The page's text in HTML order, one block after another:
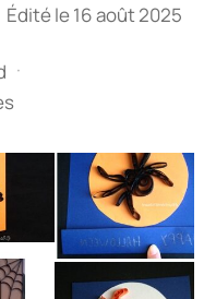
Édité le 16 août 2025
·